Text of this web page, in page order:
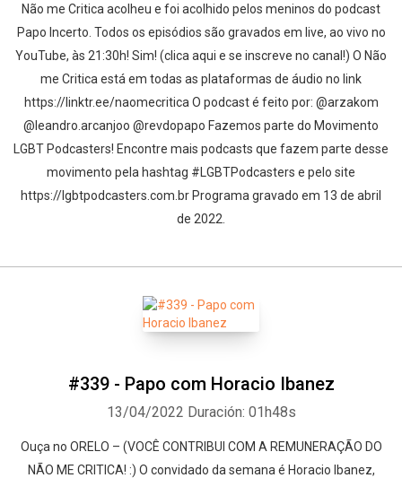
Não me Critica acolheu e foi acolhido pelos meninos do podcast
Papo Incerto. Todos os episódios são gravados em live, ao vivo no
YouTube, às 21:30h! Sim! (clica aqui e se inscreve no canal!) O Não
me Critica está em todas as plataformas de áudio no link
https://linktr.ee/naomecritica O podcast é feito por: @arzakom
@leandro.arcanjoo @revdopapo Fazemos parte do Movimento
LGBT Podcasters! Encontre mais podcasts que fazem parte desse
movimento pela hashtag #LGBTPodcasters e pelo site
https://lgbtpodcasters.com.br Programa gravado em 13 de abril
de 2022.
#339 - Papo com Horacio Ibanez
13/04/2022 Duración: 01h48s
Ouça no ORELO – (VOCÊ CONTRIBUI COM A REMUNERAÇÃO DO
NÃO ME CRITICA! :) O convidado da semana é Horacio Ibanez,